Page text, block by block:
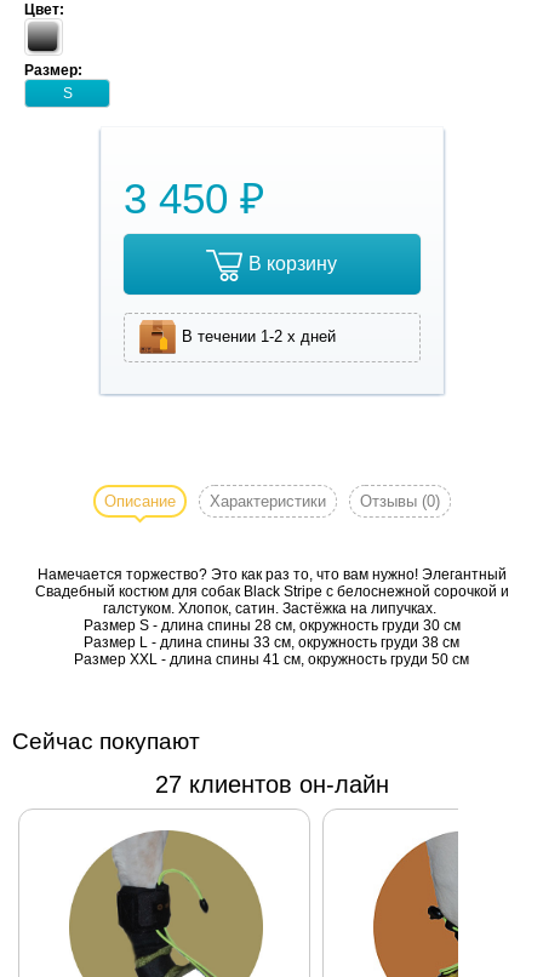
Цвет:
Размер:
S
3 450 ₽
В корзину
В течении 1-2 х дней
Это как раз
то, что вам
Элегантный
Свадебный
костюм для
собак Black
сорочкой и
сатин.
липучках.
Размер S -
длина спины
Описание Характеристики Отзывы (0)
Намечается торжество? Это как раз то, что вам нужно! Элегантный
Свадебный костюм для собак Black Stripe с белоснежной сорочкой и
галстуком. Хлопок, сатин. Застёжка на липучках.
Размер S - длина спины 28 см, окружность груди 30 см
Размер L - длина спины 33 см, окружность груди 38 см
Размер XXL - длина спины 41 см, окружность груди 50 см
Сейчас покупают
27 клиентов он-лайн